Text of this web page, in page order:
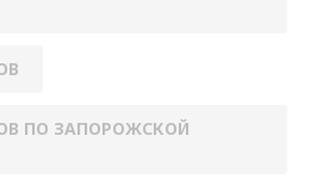
ПО ЗАПОРОЖСКОЙ